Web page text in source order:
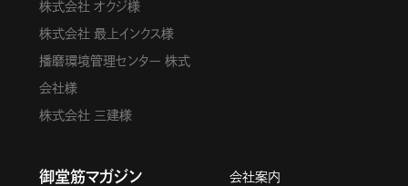
株式会社 オクジ様
株式会社 最上インクス様
播磨環境管理センター 株式
会社様
株式会社 三建様
御堂筋マガジン 会社案内